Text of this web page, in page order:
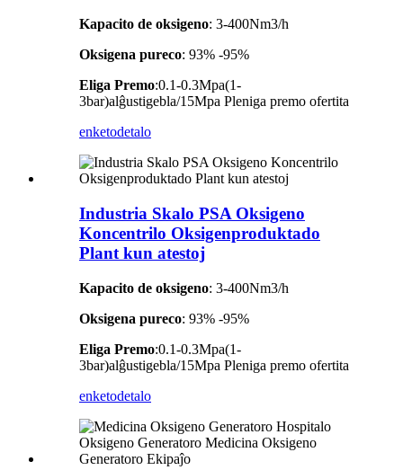
Kapacito de oksigeno: 3-400Nm3/h
Oksigena pureco: 93% -95%
Eliga Premo:0.1-0.3Mpa(1-
3bar)alĝustigebla/15Mpa Pleniga premo ofertita
enketodetalo
Industria Skalo PSA Oksigeno
Koncentrilo Oksigenproduktado
Plant kun atestoj
Kapacito de oksigeno: 3-400Nm3/h
Oksigena pureco: 93% -95%
Eliga Premo:0.1-0.3Mpa(1-
3bar)alĝustigebla/15Mpa Pleniga premo ofertita
enketodetalo